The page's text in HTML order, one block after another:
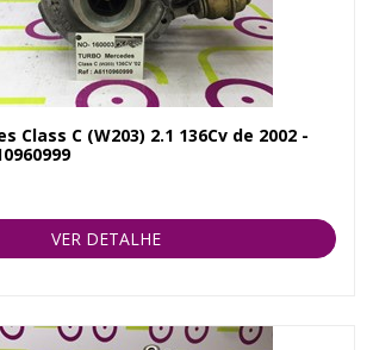
Class C (W203) 2.1 136Cv de 2002 -
VER DETALHE